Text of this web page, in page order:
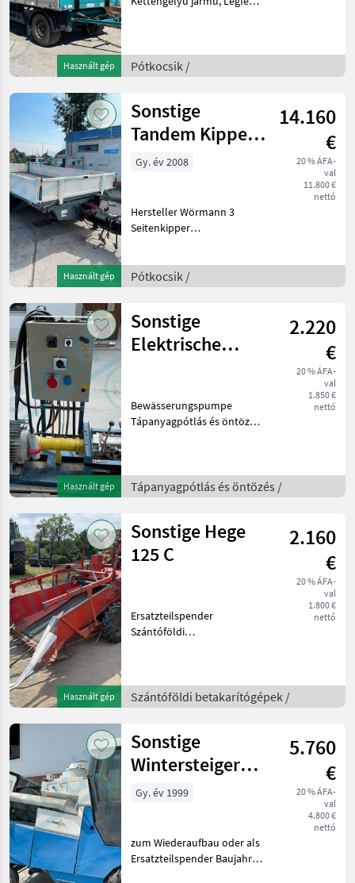
Használt gép Pótkocsik /
Használt gép
Sonstige
Tandem Kipper
Tieflader
14.160
€
20 % ÁFA-
val
11.800 €
nettó
Gy. év 2008
Hersteller Wörmann 3
Seitenkipper
száma: Tandem-tengelyek,
Háromtengelyes
gépkocsi, Fék: Légf
Pótkocsik /
Használt gép
Sonstige
Elektrische
2.220
€
20 % ÁFA-
val
1.850 €
nettó
Bewässerungspumpe
Tápanyagpótlás és öntözés
Tápanyagpótlás és öntözés /
Használt gép
Sonstige Hege
125 C
2.160
€
20 % ÁFA-
val
1.800 €
nettó
Ersatzteilspender
Szántóföldi
Szántóföldi betakarítógépek /
Sonstige
Wintersteiger
Expert
5.760
€
20 % ÁFA-
val
4.800 €
nettó
Gy. év 1999
zum Wiederaufbau oder als
Ersatzteilspender Baujahr